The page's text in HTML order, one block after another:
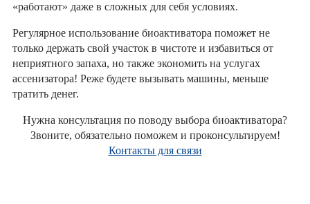
«работают» даже в сложных для себя условиях.
Регулярное использование биоактиватора поможет не
только держать свой участок в чистоте и избавиться от
неприятного запаха, но также экономить на услугах
ассенизатора! Реже будете вызывать машины, меньше
тратить денег.
Нужна консультация по поводу выбора биоактиватора?
Звоните, обязательно поможем и проконсультируем!
Контакты для связи